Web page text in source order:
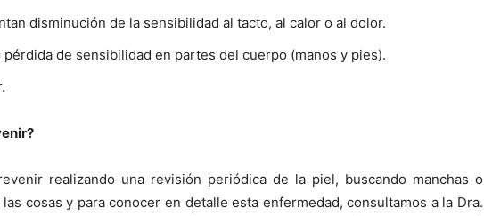
disminución de la sensibilidad al tacto, al calor o al dolor.
de sensibilidad en partes del cuerpo (manos y pies).
realizando una revisión periódica de la piel, buscando manchas o
cosas y para conocer en detalle esta enfermedad, consultamos a la Dra.